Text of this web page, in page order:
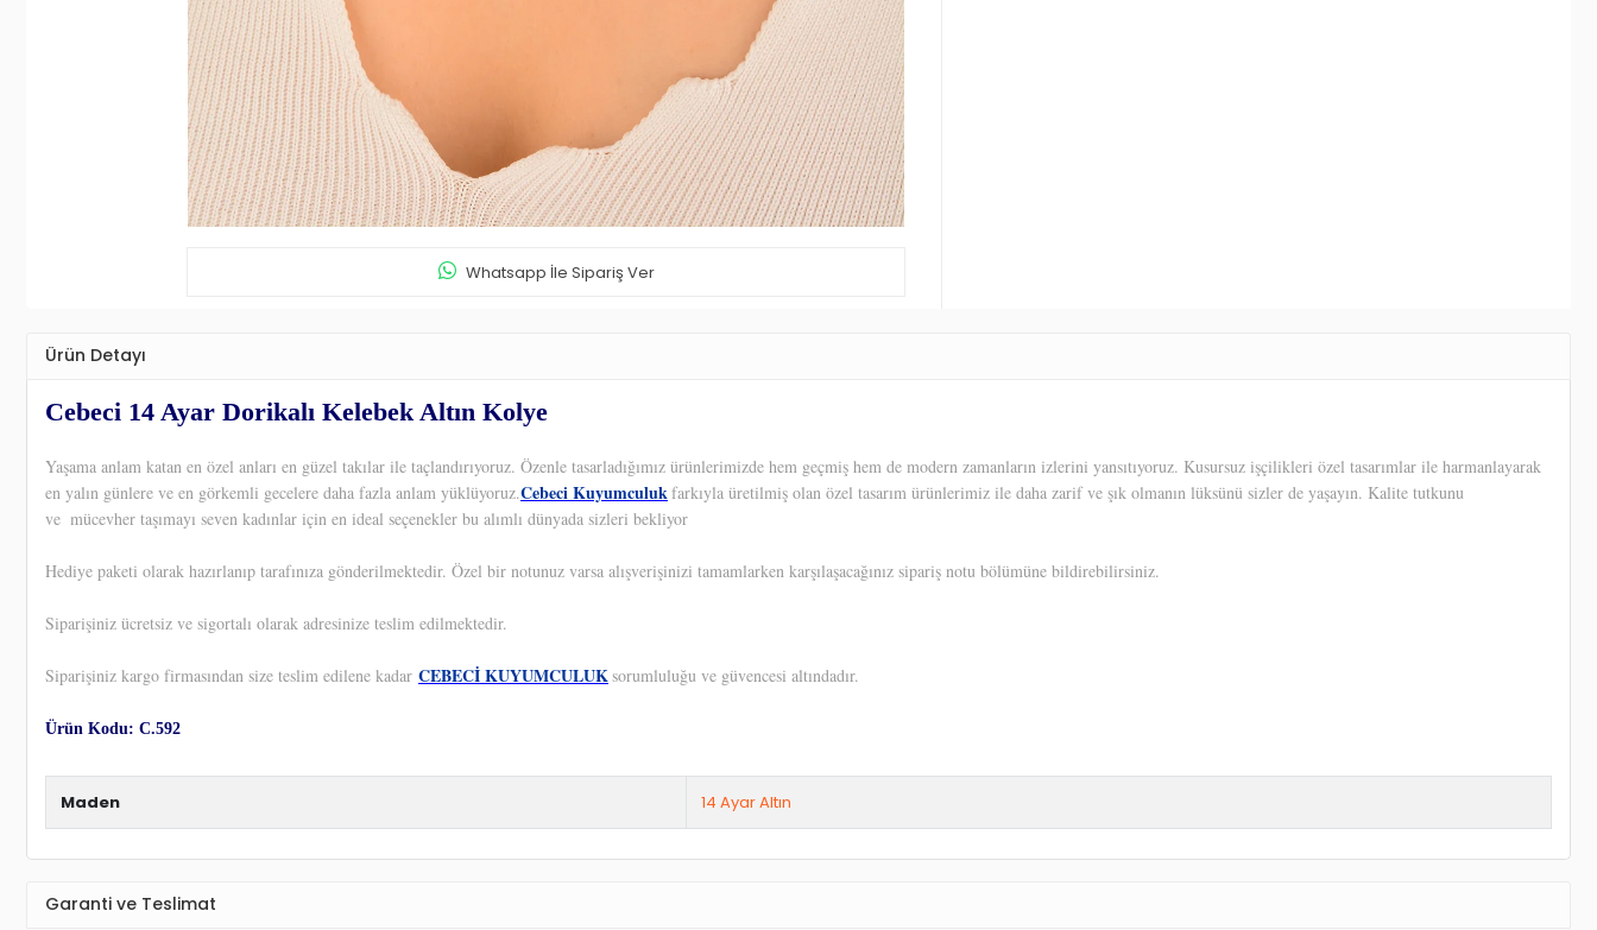
Whatsapp İle Sipariş Ver
Ürün Detayı
Cebeci 14 Ayar Dorikalı Kelebek Altın Kolye
Yaşama anlam katan en özel anları en güzel takılar ile taçlandırıyoruz. Özenle tasarladığımız ürünlerimizde hem geçmiş hem de modern zamanların izlerini yansıtıyoruz. Kusursuz işçilikleri özel tasarımlar ile harmanlayarak
en yalın günlere ve en görkemli gecelere daha fazla anlam yüklüyoruz.Cebeci Kuyumculukfarkıyla üretilmiş olan özel tasarım ürünlerimiz ile daha zarif ve şık olmanın lüksünü sizler de yaşayın. Kalite tutkunu
ve mücevher taşımayı seven kadınlar için en ideal seçenekler bu alımlı dünyada sizleri bekliyor
Hediye paketi olarak hazırlanıp tarafınıza gönderilmektedir. Özel bir notunuz varsa alışverişinizi tamamlarken karşılaşacağınız sipariş notu bölümüne bildirebilirsiniz.
Siparişiniz ücretsiz ve sigortalı olarak adresinize teslim edilmektedir.
Siparişiniz kargo firmasından size teslim edilene kadar CEBECİ KUYUMCULUKsorumluluğu ve güvencesi altındadır.
Ürün Kodu: C.592
Maden 14 Ayar Altın
Garanti ve Teslimat